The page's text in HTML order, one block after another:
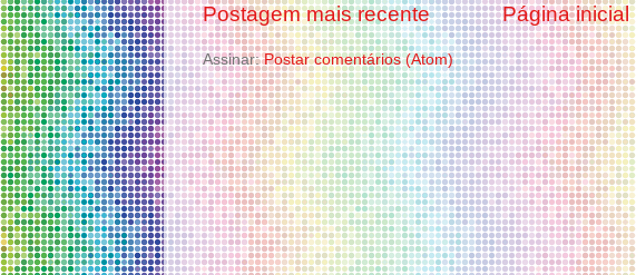
Postagem mais recente Página inicial
Assinar:Postar comentários (Atom)